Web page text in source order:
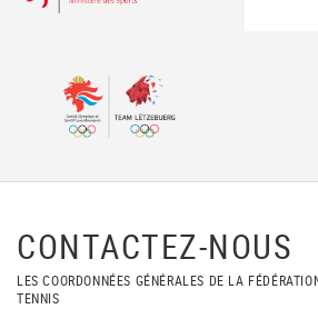
CONTACTEZ-NOUS
LES COORDONNÉES GÉNÉRALES DE LA
TENNIS